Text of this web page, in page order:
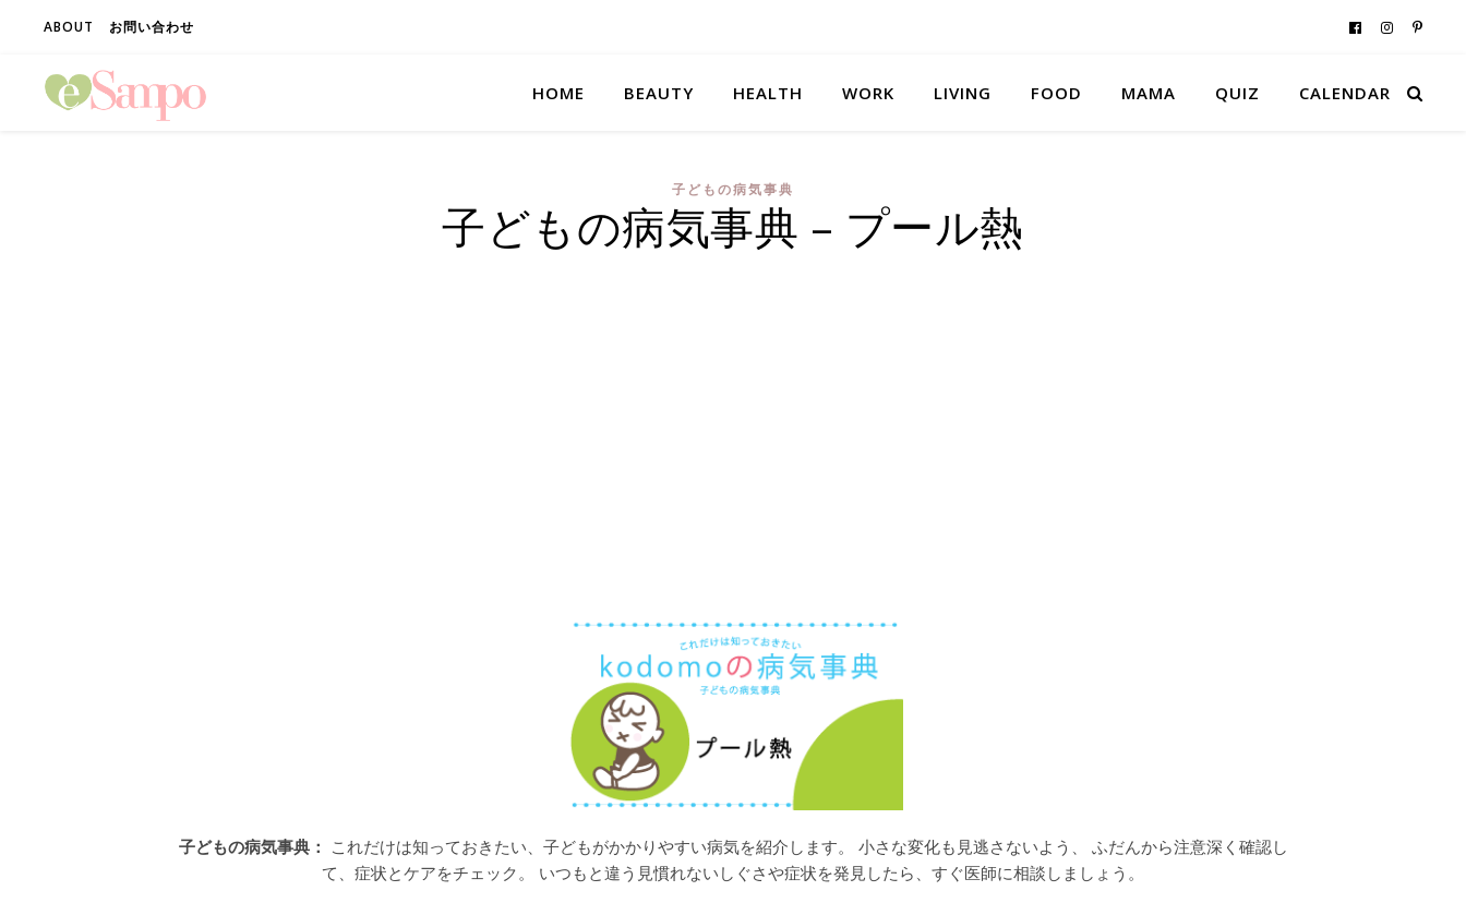
ABOUT お問い合わせ
HOME BEAUTY HEALTH WORK LIVING FOOD MAMA QUIZ CALENDAR
子どもの病気事典
子どもの病気事典 – プール熱
子どもの病気事典： これだけは知っておきたい、子どもがかかりやすい病気を紹介します。 小さな変化も見逃さないよう、 ふだんから注意深く確認し
て、症状とケアをチェック。 いつもと違う見慣れないしぐさや症状を発見したら、すぐ医師に相談しましょう。